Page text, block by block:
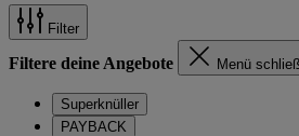
Filter
Filtere deine Angebote Menü
Superknüller
PAYBACK